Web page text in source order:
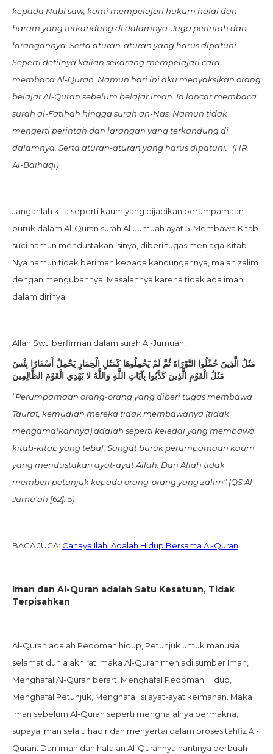
kepada Nabi saw, kami mempelajari hukum halal dan
haram yang terkandung di dalamnya. Juga perintah dan
larangannya. Serta aturan-aturan yang harus dipatuhi.
Seperti detilnya kalian sekarang mempelajari cara
membaca Al-Quran. Namun hari ini aku menyaksikan orang
belajar Al-Quran sebelum belajar iman. Ia lancar membaca
surah al-Fatihah hingga surah an-Nas. Namun tidak
mengerti perintah dan larangan yang terkandung di
dalamnya. Serta aturan-aturan yang harus dipatuhi.” (HR.
Al-Baihaqi)
Janganlah kita seperti kaum yang dijadikan perumpamaan
buruk dalam Al-Quran surah Al-Jumuah ayat 5. Membawa Kitab
suci namun mendustakan isinya, diberi tugas menjaga Kitab-
Nya namun tidak beriman kepada kandungannya, malah zalim
dengan mengubahnya. Masalahnya karena tidak ada iman
dalam dirinya.
Allah Swt. berfirman dalam surah Al-Jumuah,
مَثَلُ الَّذِينَ حُمِّلُوا التَّوْرَاةَ ثُمَّ لَمْ يَحْمِلُوهَا كَمَثَلِ الْحِمَارِ يَحْمِلُ أَسْفَارًا بِئْسَ
مَثَلُ الْقَوْمِ الَّذِينَ كَذَّبُوا بِآيَاتِ اللَّهِ وَاللَّهُ لا يَهْدِي الْقَوْمَ الظَّالِمِينَ
“Perumpamaan orang-orang yang diberi tugas membawa
Taurat, kemudian mereka tidak membawanya (tidak
mengamalkannya) adalah seperti keledai yang membawa
kitab-kitab yang tebal. Sangat buruk perumpamaan kaum
yang mendustakan ayat-ayat Allah. Dan Allah tidak
memberi petunjuk kepada orang-orang yang zalim” (QS Al-
Jumu’ah [62]: 5)
BACA JUGA: Cahaya Ilahi Adalah Hidup Bersama Al-Quran
Iman dan Al-Quran adalah Satu Kesatuan, Tidak
Terpisahkan
Al-Quran adalah Pedoman hidup, Petunjuk untuk manusia
selamat dunia akhirat, maka Al-Quran menjadi sumber Iman,
Menghafal Al-Quran berarti Menghafal Pedoman Hidup,
Menghafal Petunjuk, Menghafal isi ayat-ayat keimanan. Maka
Iman sebelum Al-Quran seperti menghafalnya bermakna,
supaya Iman selalu hadir dan menyertai dalam proses tahfiz Al-
Quran. Dari iman dan hafalan Al-Qurannya nantinya berbuah